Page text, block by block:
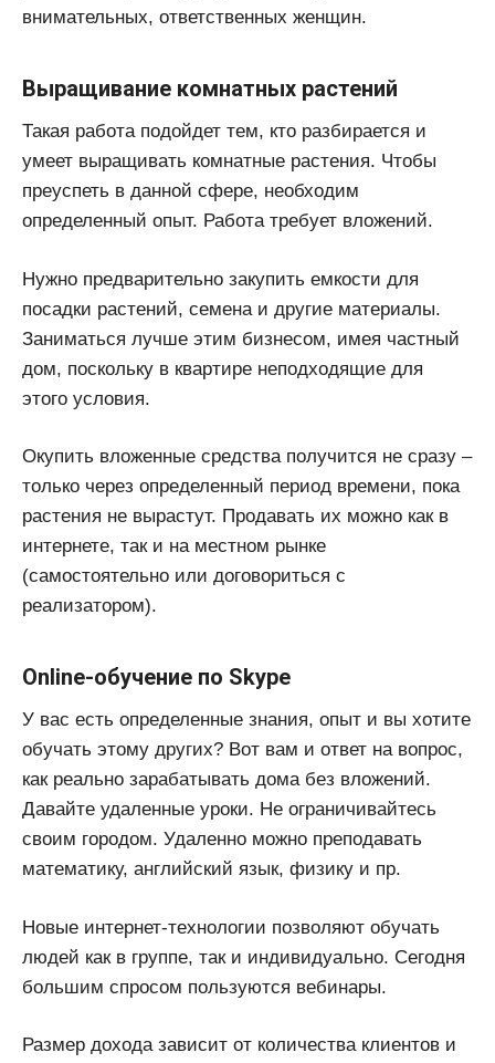
внимательных, ответственных женщин.
Выращивание комнатных растений
Такая работа подойдет тем, кто разбирается и
умеет выращивать комнатные растения. Чтобы
преуспеть в данной сфере, необходим
определенный опыт. Работа требует вложений.
Нужно предварительно закупить емкости для
посадки растений, семена и другие материалы.
Заниматься лучше этим бизнесом, имея частный
дом, поскольку в квартире неподходящие для
этого условия.
Окупить вложенные средства получится не сразу –
только через определенный период времени, пока
растения не вырастут. Продавать их можно как в
интернете, так и на местном рынке
(самостоятельно или договориться с
реализатором).
Online-обучение по Skype
У вас есть определенные знания, опыт и вы хотите
обучать этому других? Вот вам и ответ на вопрос,
как реально зарабатывать дома без вложений.
Давайте удаленные уроки. Не ограничивайтесь
своим городом. Удаленно можно преподавать
математику, английский язык, физику и пр.
Новые интернет-технологии позволяют обучать
людей как в группе, так и индивидуально. Сегодня
большим спросом пользуются вебинары.
Размер дохода зависит от количества клиентов и